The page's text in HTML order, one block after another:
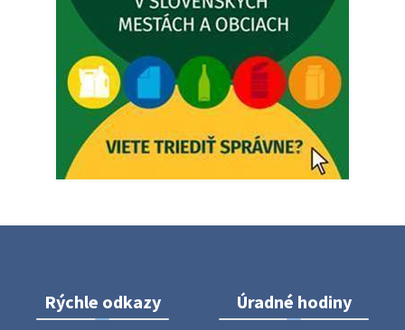
Vážený občan, zajtra 5. 8. sa bude zvážať komunálny odpad.
4. augusta 2026 15:30
Dnešný zvoz odpadu
Vážený občan, dnes 5. 8. sa zváža komunálny odpad.
5. augusta 2026 05:00
ZBER ŽELEZA
Rýchle odkazy Úradné hodiny